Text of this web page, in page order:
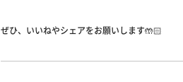
ぜひ、いいねやシェアをお願いします🤲🏻